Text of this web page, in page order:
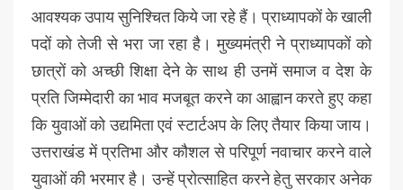
आवश्यक उपाय सुनिश्चित किये जा रहे हैं। प्राध्यापकों के खाली
पदों को तेजी से भरा जा रहा है। मुख्यमंत्री ने प्राध्यापकों को
छात्रों को अच्छी शिक्षा देने के साथ ही उनमें समाज व देश के
प्रति जिम्मेदारी का भाव मजबूत करने का आह्वान करते हुए कहा
कि युवाओं को उद्यमिता एवं स्टार्टअप के लिए तैयार किया जाय।
उत्तराखंड में प्रतिभा और कौशल से परिपूर्ण नवाचार करने वाले
युवाओं की भरमार है। उन्हें प्रोत्साहित करने हेतु सरकार अनेक